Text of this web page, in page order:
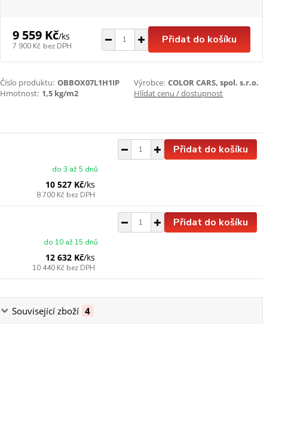
9 559 Kč/ks
7 900 Kč bez DPH Přidat do košíku
Číslo produktu: OBBOX07L1H1IP Výrobce: COLOR CARS, spol. s.r.o.
Hmotnost: 1,5 kg/m2 Hlídat cenu / dostupnost
10 527 Kč/ks
8 700 Kč bez DPH
do 3 až 5 dnů
Přidat do košíku
12 632 Kč/ks
10 440 Kč bez DPH
do 10 až 15 dnů
Přidat do košíku
Související zboží 4